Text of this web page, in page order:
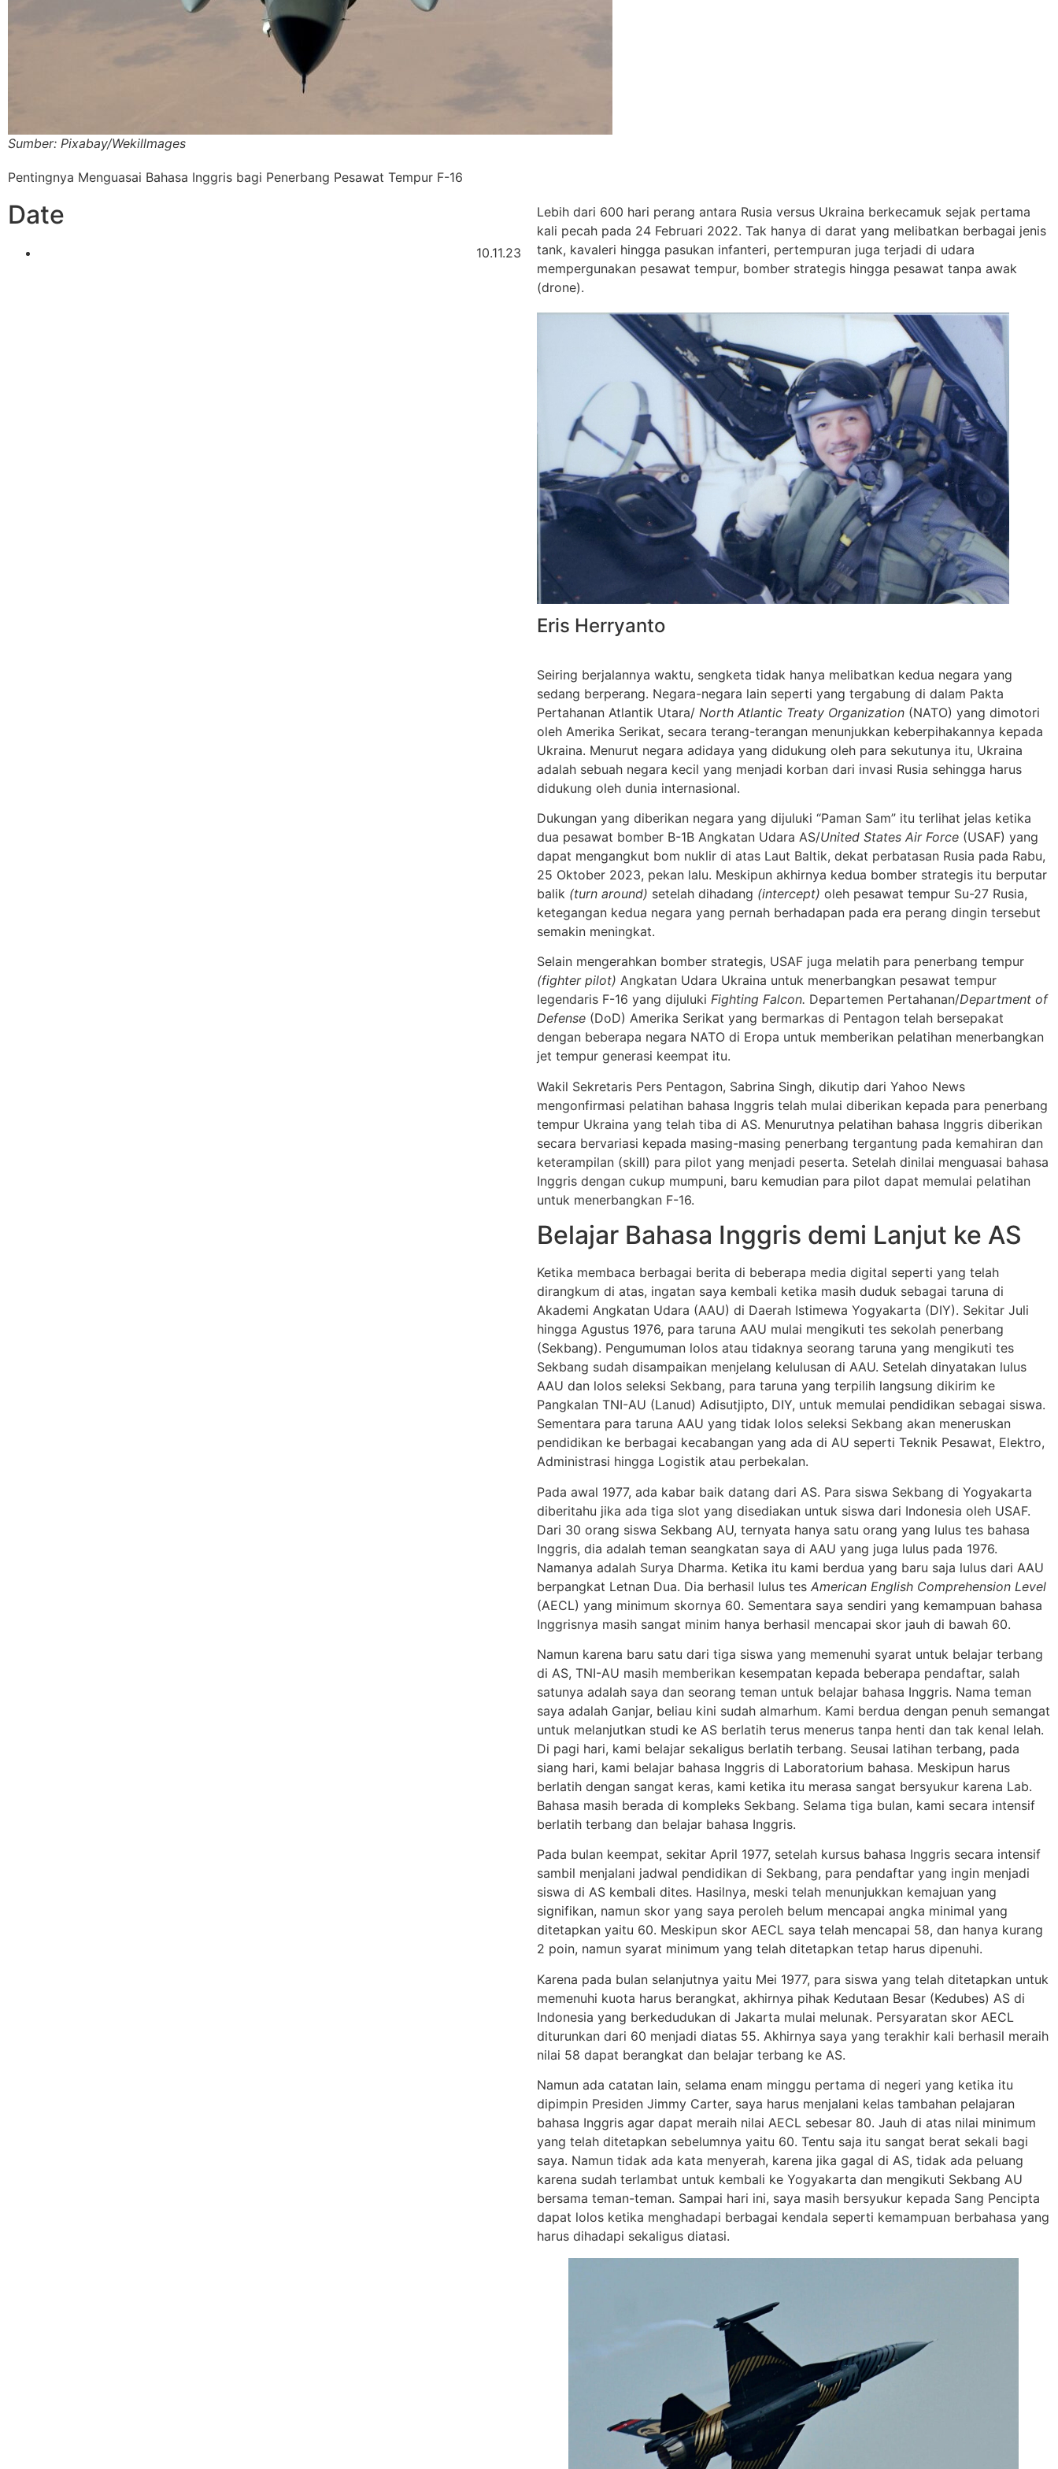
Sumber: Pixabay/Wekillmages
Pentingnya Menguasai Bahasa Inggris bagi Penerbang Pesawat Tempur F-16
Date
10.11.23
Lebih dari 600 hari perang antara Rusia versus Ukraina berkecamuk sejak pertama
kali pecah pada 24 Februari 2022. Tak hanya di darat yang melibatkan berbagai jenis
tank, kavaleri hingga pasukan infanteri, pertempuran juga terjadi di udara
mempergunakan pesawat tempur, bomber strategis hingga pesawat tanpa awak
(drone).
Eris Herryanto
Seiring berjalannya waktu, sengketa tidak hanya melibatkan kedua negara yang
sedang berperang. Negara-negara lain seperti yang tergabung di dalam Pakta
Pertahanan Atlantik Utara/ North Atlantic Treaty Organization (NATO) yang dimotori
oleh Amerika Serikat, secara terang-terangan menunjukkan keberpihakannya kepada
Ukraina. Menurut negara adidaya yang didukung oleh para sekutunya itu, Ukraina
adalah sebuah negara kecil yang menjadi korban dari invasi Rusia sehingga harus
didukung oleh dunia internasional.
Dukungan yang diberikan negara yang dijuluki “Paman Sam” itu terlihat jelas ketika
dua pesawat bomber B-1B Angkatan Udara AS/United States Air Force (USAF) yang
dapat mengangkut bom nuklir di atas Laut Baltik, dekat perbatasan Rusia pada Rabu,
25 Oktober 2023, pekan lalu. Meskipun akhirnya kedua bomber strategis itu berputar
balik (turn around) setelah dihadang (intercept) oleh pesawat tempur Su-27 Rusia,
ketegangan kedua negara yang pernah berhadapan pada era perang dingin tersebut
semakin meningkat.
Selain mengerahkan bomber strategis, USAF juga melatih para penerbang tempur
(fighter pilot) Angkatan Udara Ukraina untuk menerbangkan pesawat tempur
legendaris F-16 yang dijuluki Fighting Falcon. Departemen Pertahanan/Department of
Defense (DoD) Amerika Serikat yang bermarkas di Pentagon telah bersepakat
dengan beberapa negara NATO di Eropa untuk memberikan pelatihan menerbangkan
jet tempur generasi keempat itu.
Wakil Sekretaris Pers Pentagon, Sabrina Singh, dikutip dari Yahoo News
mengonfirmasi pelatihan bahasa Inggris telah mulai diberikan kepada para penerbang
tempur Ukraina yang telah tiba di AS. Menurutnya pelatihan bahasa Inggris diberikan
secara bervariasi kepada masing-masing penerbang tergantung pada kemahiran dan
keterampilan (skill) para pilot yang menjadi peserta. Setelah dinilai menguasai bahasa
Inggris dengan cukup mumpuni, baru kemudian para pilot dapat memulai pelatihan
untuk menerbangkan F-16.
Belajar Bahasa Inggris demi Lanjut ke AS
Ketika membaca berbagai berita di beberapa media digital seperti yang telah
dirangkum di atas, ingatan saya kembali ketika masih duduk sebagai taruna di
Akademi Angkatan Udara (AAU) di Daerah Istimewa Yogyakarta (DIY). Sekitar Juli
hingga Agustus 1976, para taruna AAU mulai mengikuti tes sekolah penerbang
(Sekbang). Pengumuman lolos atau tidaknya seorang taruna yang mengikuti tes
Sekbang sudah disampaikan menjelang kelulusan di AAU. Setelah dinyatakan lulus
AAU dan lolos seleksi Sekbang, para taruna yang terpilih langsung dikirim ke
Pangkalan TNI-AU (Lanud) Adisutjipto, DIY, untuk memulai pendidikan sebagai siswa.
Sementara para taruna AAU yang tidak lolos seleksi Sekbang akan meneruskan
pendidikan ke berbagai kecabangan yang ada di AU seperti Teknik Pesawat, Elektro,
Administrasi hingga Logistik atau perbekalan.
Pada awal 1977, ada kabar baik datang dari AS. Para siswa Sekbang di Yogyakarta
diberitahu jika ada tiga slot yang disediakan untuk siswa dari Indonesia oleh USAF.
Dari 30 orang siswa Sekbang AU, ternyata hanya satu orang yang lulus tes bahasa
Inggris, dia adalah teman seangkatan saya di AAU yang juga lulus pada 1976.
Namanya adalah Surya Dharma. Ketika itu kami berdua yang baru saja lulus dari AAU
berpangkat Letnan Dua. Dia berhasil lulus tes American English Comprehension Level
(AECL) yang minimum skornya 60. Sementara saya sendiri yang kemampuan bahasa
Inggrisnya masih sangat minim hanya berhasil mencapai skor jauh di bawah 60.
Namun karena baru satu dari tiga siswa yang memenuhi syarat untuk belajar terbang
di AS, TNI-AU masih memberikan kesempatan kepada beberapa pendaftar, salah
satunya adalah saya dan seorang teman untuk belajar bahasa Inggris. Nama teman
saya adalah Ganjar, beliau kini sudah almarhum. Kami berdua dengan penuh semangat
untuk melanjutkan studi ke AS berlatih terus menerus tanpa henti dan tak kenal lelah.
Di pagi hari, kami belajar sekaligus berlatih terbang. Seusai latihan terbang, pada
siang hari, kami belajar bahasa Inggris di Laboratorium bahasa. Meskipun harus
berlatih dengan sangat keras, kami ketika itu merasa sangat bersyukur karena Lab.
Bahasa masih berada di kompleks Sekbang. Selama tiga bulan, kami secara intensif
berlatih terbang dan belajar bahasa Inggris.
Pada bulan keempat, sekitar April 1977, setelah kursus bahasa Inggris secara intensif
sambil menjalani jadwal pendidikan di Sekbang, para pendaftar yang ingin menjadi
siswa di AS kembali dites. Hasilnya, meski telah menunjukkan kemajuan yang
signifikan, namun skor yang saya peroleh belum mencapai angka minimal yang
ditetapkan yaitu 60. Meskipun skor AECL saya telah mencapai 58, dan hanya kurang
2 poin, namun syarat minimum yang telah ditetapkan tetap harus dipenuhi.
Karena pada bulan selanjutnya yaitu Mei 1977, para siswa yang telah ditetapkan untuk
memenuhi kuota harus berangkat, akhirnya pihak Kedutaan Besar (Kedubes) AS di
Indonesia yang berkedudukan di Jakarta mulai melunak. Persyaratan skor AECL
diturunkan dari 60 menjadi diatas 55. Akhirnya saya yang terakhir kali berhasil meraih
nilai 58 dapat berangkat dan belajar terbang ke AS.
Namun ada catatan lain, selama enam minggu pertama di negeri yang ketika itu
dipimpin Presiden Jimmy Carter, saya harus menjalani kelas tambahan pelajaran
bahasa Inggris agar dapat meraih nilai AECL sebesar 80. Jauh di atas nilai minimum
yang telah ditetapkan sebelumnya yaitu 60. Tentu saja itu sangat berat sekali bagi
saya. Namun tidak ada kata menyerah, karena jika gagal di AS, tidak ada peluang
karena sudah terlambat untuk kembali ke Yogyakarta dan mengikuti Sekbang AU
bersama teman-teman. Sampai hari ini, saya masih bersyukur kepada Sang Pencipta
dapat lolos ketika menghadapi berbagai kendala seperti kemampuan berbahasa yang
harus dihadapi sekaligus diatasi.